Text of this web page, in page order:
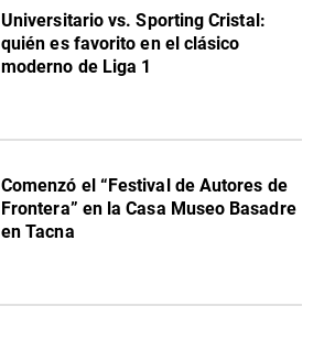
Universitario vs. Sporting Cristal:
quién es favorito en el clásico
moderno de Liga 1
Comenzó el “Festival de Autores de
Frontera” en la Casa Museo Basadre
en Tacna